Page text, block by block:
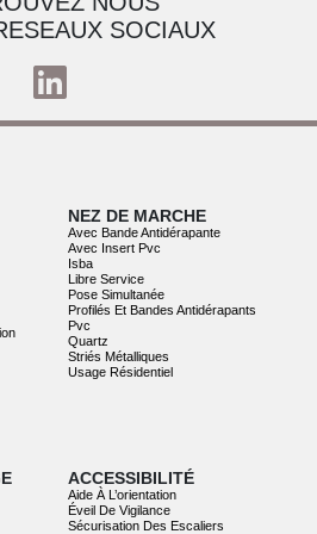
SOCIAUX
NEZ DE MARCHE
Avec Bande Antidérapante
Avec Insert Pvc
Isba
Libre Service
Pose Simultanée
Profilés Et Bandes Antidérapants
Pvc
Quartz
Striés Métalliques
Usage Résidentiel
ACCESSIBILITÉ
Aide À L’orientation
Éveil De Vigilance
Sécurisation Des Escaliers